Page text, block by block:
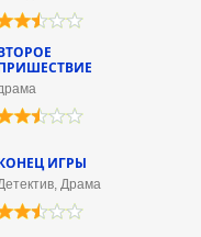
ИГРЫ
Драма